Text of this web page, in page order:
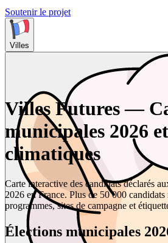
Soutenir le projet
Villes
Villes Futures —
municipales 2026
climatiques
Carte interactive des candidats déclarés
2026 en France. Plus de 50 000 candidats
programmes, sites de campagne et
Élections municipales